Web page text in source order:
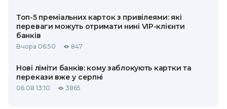
Топ-5 преміальних карток з привілеями: які
переваги можуть отримати нині VIP-клієнти
банків
Вчора 06:50 847
Нові ліміти банків: кому заблокують картки та
перекази вже у серпні
06.08 13:10 3865